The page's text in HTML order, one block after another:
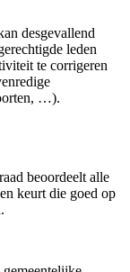
desgevallend
leden
te corrigeren
…).
beoordeelt alle
keurt die goed op